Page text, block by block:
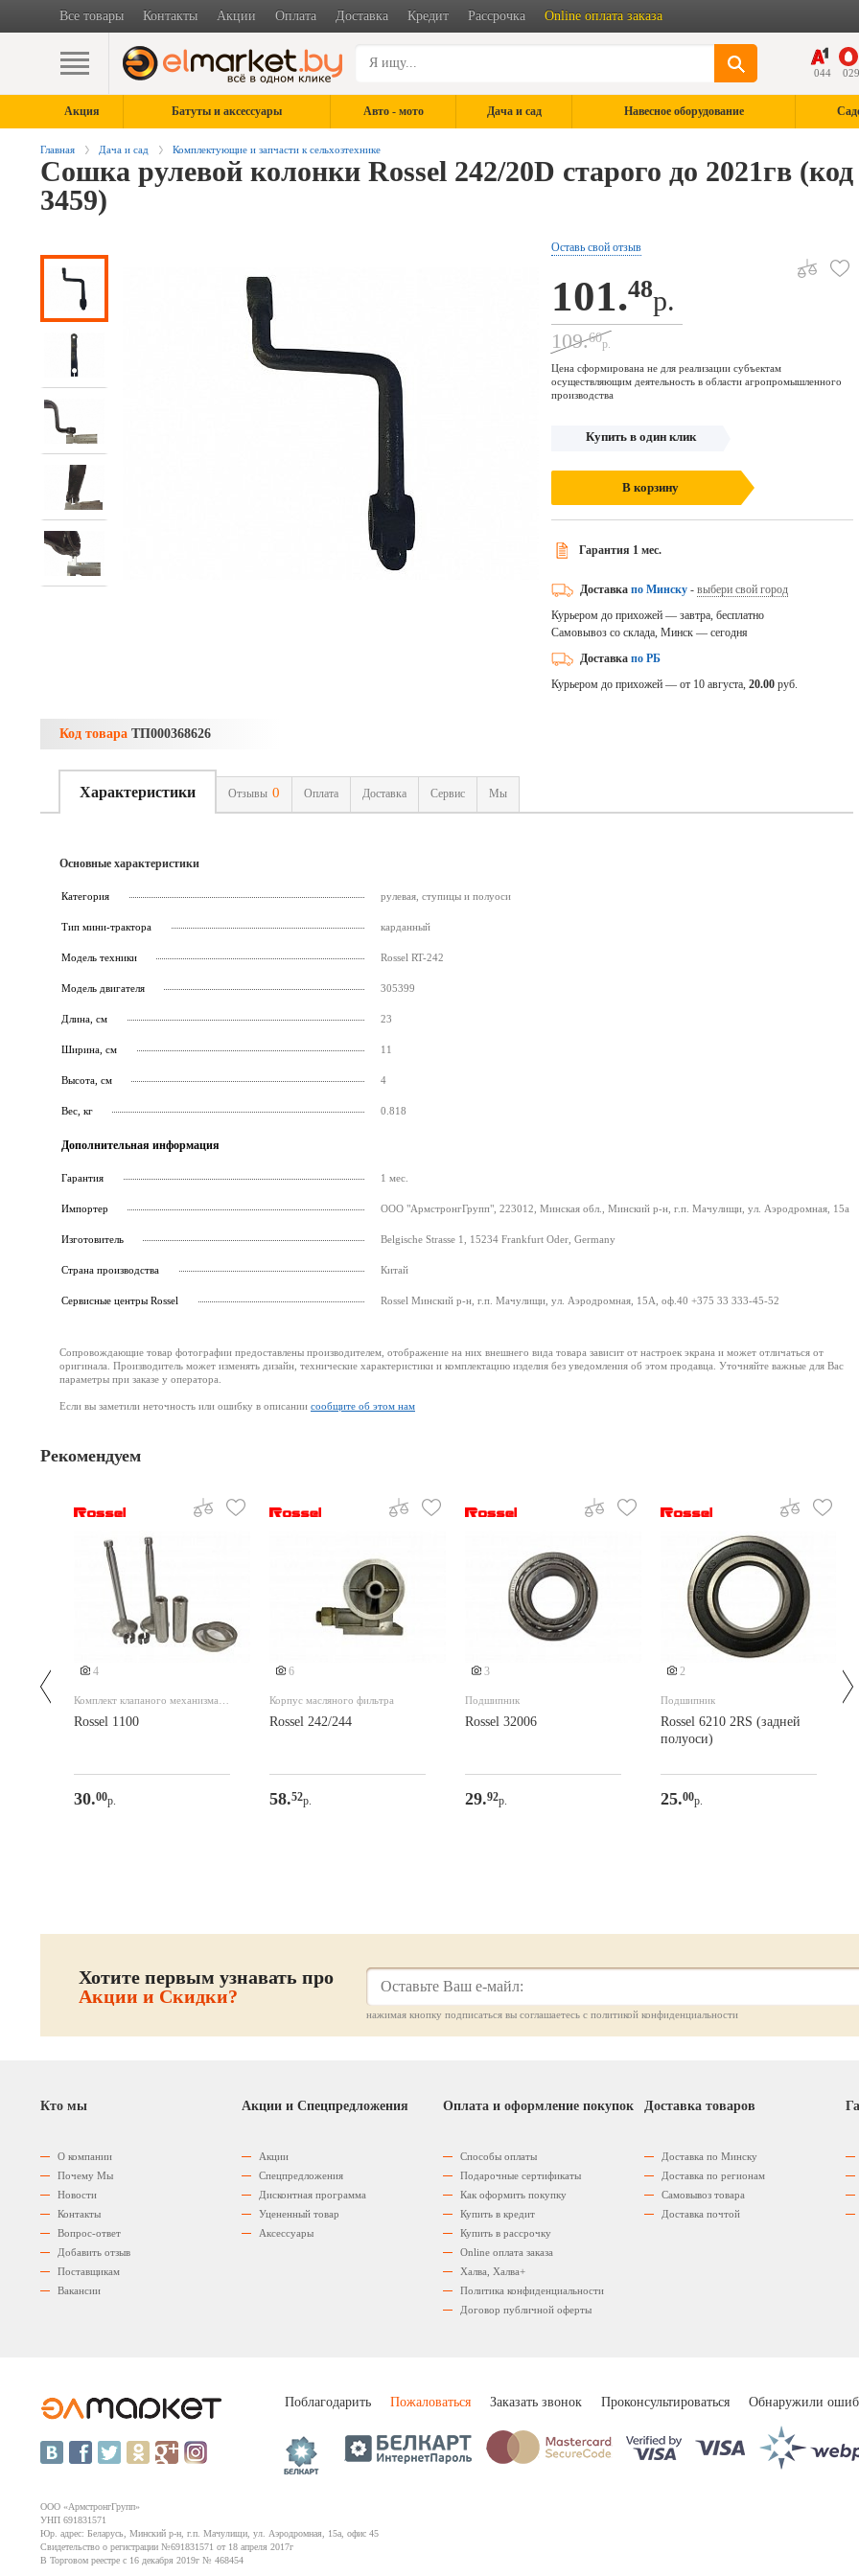
Все товары Контакты Акции Оплата Доставка Кредит Рассрочка Online оплата заказа
044 029
Акция Батуты и аксессуары Авто - мото Дача и сад Навесное оборудование
Главная Дача и сад Комплектующие и запчасти к сельхозтехнике
Сошка рулевой колонки Rossel 242/20D старого до 2021гв (код
3459)
Оставь свой отзыв
101.48р.
109.60р.
Цена сформирована не для реализации субъектам
осуществляющим деятельность в области агропромышленного
производства
Купить в один клик
В корзину
Гарантия 1 мес.
Доставка по Минску- выбери свой город
Курьером до прихожей — завтра, бесплатно
Самовывоз со склада, Минск — сегодня
Доставка по РБ
Курьером до прихожей — от 10 августа, 20.00 руб.
Код товара ТП000368626
Характеристики Отзывы 0 Оплата Доставка Сервис Мы
Основные характеристики
Категория рулевая, ступицы и полуоси
Тип мини-трактора карданный
Модель техники Rossel RT-242
Модель двигателя 305399
Длина, см 23
Ширина, см 11
Высота, см 4
Вес, кг 0.818
Дополнительная информация
Гарантия 1 мес.
Импортер ООО "АрмстронгГрупп", 223012, Минская обл., Минский р-н, г.п. Мачулищи, ул. Аэродромная, 15а
Изготовитель Belgische Strasse 1, 15234 Frankfurt Oder, Germany
Страна производства Китай
Cервисные центры Rossel Rossel Минский р-н, г.п. Мачулищи, ул. Аэродромная, 15А, оф.40 +375 33 333-45-52
Сопровождающие товар фотографии предоставлены производителем, отображение на них внешнего вида товара зависит от настроек экрана и может отличаться от
оригинала. Производитель может изменять дизайн, технические характеристики и комплектацию изделия без уведомления об этом продавца. Уточняйте важные для Вас
параметры при заказе у оператора.
Если вы заметили неточность или ошибку в описании сообщите об этом нам
Рекомендуем
4
Комплект клапаного механизма
2,Направляющие 2)
Rossel 1100
30.00р.
6
Корпус масляного фильтра
Rossel 242/244
58.52р.
3
Подшипник
Rossel 32006
29.92р.
2
Подшипник
Rossel 6210 2RS (задней
полуоси)
25.00р.
Хотите первым узнавать про
Акции и Скидки?
нажимая кнопку подписаться вы соглашаетесь с политикой конфиденциальности
Кто мы
О компании
Почему Мы
Новости
Контакты
Вопрос-ответ
Добавить отзыв
Поставщикам
Вакансии
Акции и Спецпредложения
Акции
Спецпредложения
Дисконтная программа
Уцененный товар
Аксессуары
Оплата и оформление покупок
Способы оплаты
Подарочные сертификаты
Как оформить покупку
Купить в кредит
Купить в рассрочку
Оnline оплата заказа
Халва, Халва+
Политика конфиденциальности
Договор публичной оферты
Доставка товаров
Доставка по Минску
Доставка по регионам
Самовывоз товара
Доставка почтой
Поблагодарить Пожаловаться Заказать звонок Проконсультироваться Обнаружили
ООО «АрмстронгГрупп»
УНП 691831571
Юр. адрес: Беларусь, Минский р-н, г.п. Мачулищи, ул. Аэродромная, 15а, офис 45
Свидетельство о регистрации №691831571 от 18 апреля 2017г
В Торговом реестре с 16 декабря 2019г № 468454